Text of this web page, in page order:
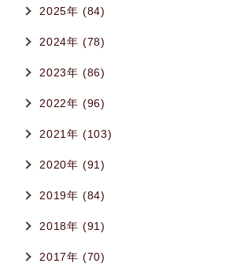
2025年 (84)
2024年 (78)
2023年 (86)
2022年 (96)
2021年 (103)
2020年 (91)
2019年 (84)
2018年 (91)
2017年 (70)